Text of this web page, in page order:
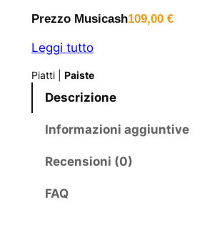
Prezzo Musicash109,00 €
Leggi tutto
Piatti| Paiste
Descrizione
Informazioni aggiuntive
Recensioni (0)
FAQ